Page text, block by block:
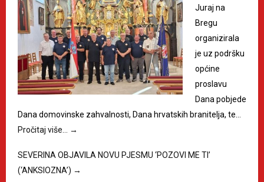
Juraj na
Bregu
organizirala
je uz podršku
općine
proslavu
Dana pobjede
Dana domovinske zahvalnosti, Dana hrvatskih branitelja, te…
Pročitaj više…
→
SEVERINA OBJAVILA NOVU PJESMU ‘POZOVI ME TI’
(‘ANKSIOZNA’) →